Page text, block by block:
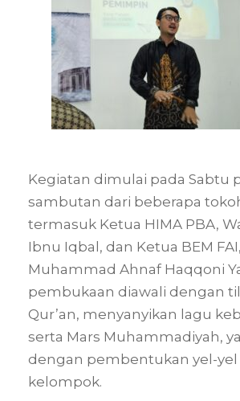
Kegiatan dimulai pada Sabtu
sambutan dari beberapa
termasuk Ketua HIMA PBA,
Ibnu Iqbal, dan Ketua BEM FAI,
Muhammad Ahnaf Haqqoni
pembukaan diawali dengan
Qur’an, menyanyikan lagu
serta Mars Muhammadiyah,
dengan pembentukan yel-yel
kelompok.